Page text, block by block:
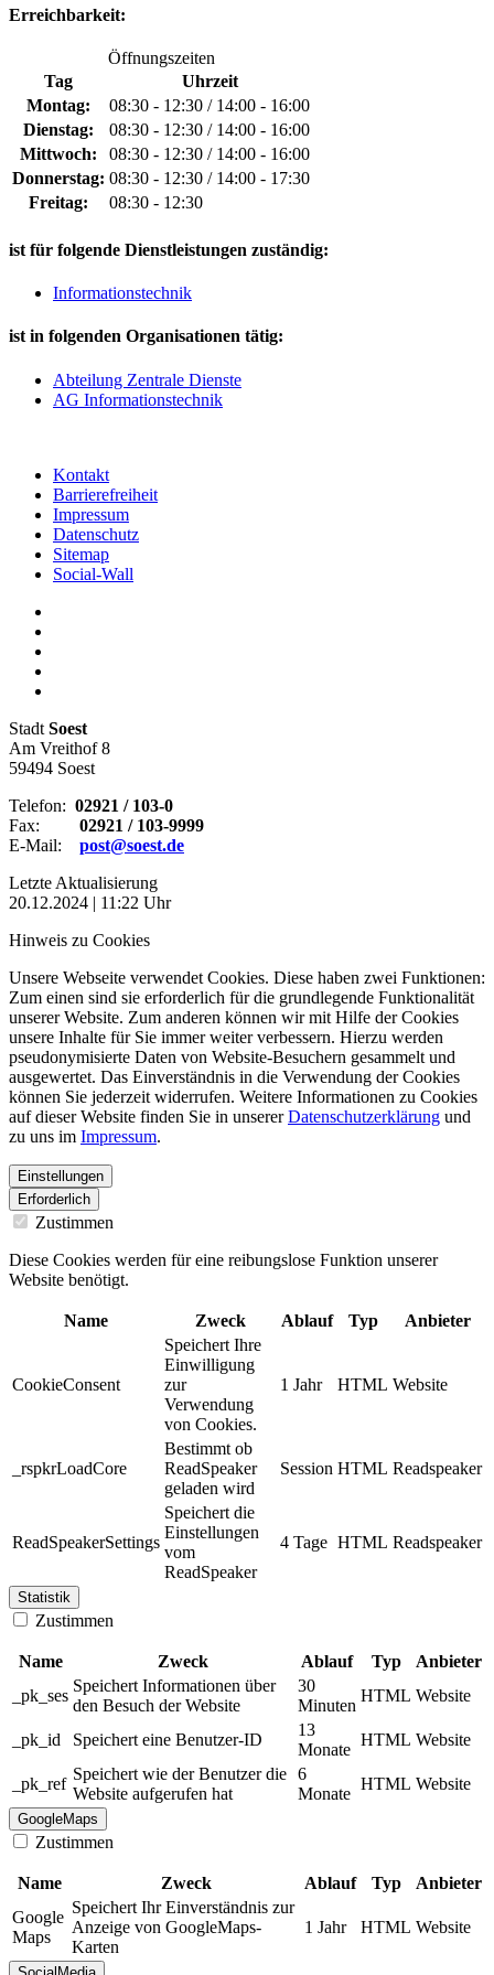
Erreichbarkeit:
Öffnungszeiten
Tag
Uhrzeit
Montag:
08:30 - 12:30 / 14:00 - 16:00
Dienstag:
08:30 - 12:30 / 14:00 - 16:00
Mittwoch:
08:30 - 12:30 / 14:00 - 16:00
Donnerstag: 08:30 - 12:30 / 14:00 - 17:30
Freitag:
08:30 - 12:30
ist für folgende Dienstleistungen zuständig:
Informationstechnik
ist in folgenden Organisationen tätig:
Abteilung Zentrale Dienste
AG Informationstechnik
Kontakt
Barrierefreiheit
Impressum
Datenschutz
Sitemap
Social-Wall
Stadt Soest
Am Vreithof 8
59494 Soest
Telefon: 02921 / 103-0
Fax: 02921 / 103-9999
E-Mail: post@soest.de
Letzte Aktualisierung
20.12.2024 | 11:22 Uhr
Hinweis zu Cookies
Unsere Webseite verwendet Cookies. Diese haben zwei Funktionen:
Zum einen sind sie erforderlich für die grundlegende Funktionalität
unserer Website. Zum anderen können wir mit Hilfe der Cookies
unsere Inhalte für Sie immer weiter verbessern. Hierzu werden
pseudonymisierte Daten von Website-Besuchern gesammelt und
ausgewertet. Das Einverständnis in die Verwendung der Cookies
können Sie jederzeit widerrufen. Weitere Informationen zu Cookies
auf dieser Website finden Sie in unsererDatenschutzerklärung und
zu uns im Impressum.
Einstellungen
Erforderlich
Zustimmen
Diese Cookies werden für eine reibungslose Funktion unserer
Website benötigt.
Name Zweck Ablauf Typ Anbieter
CookieConsent
Speichert Ihre
Einwilligung
zur
Verwendung
von Cookies.
1 Jahr HTML Website
_rspkrLoadCore
Bestimmt ob
ReadSpeaker
geladen wird
Session HTML Readspeaker
ReadSpeakerSettings
Speichert die
Einstellungen
vom
ReadSpeaker
4 Tage HTML Readspeaker
Statistik
Zustimmen
Name Zweck Ablauf Typ
Anbieter
_pk_ses
Speichert Informationen über
den Besuch der Website
30
Minuten
HTML Website
_pk_id Speichert eine Benutzer-ID
13
Monate
HTML Website
_pk_ref
Speichert wie der Benutzer die
Website aufgerufen hat
6
Monate
HTML Website
GoogleMaps
Zustimmen
Name Zweck Ablauf Typ
Anbieter
Google
Maps
Speichert Ihr Einverständnis zur
Anzeige von GoogleMaps-
Karten
1 Jahr HTML Website